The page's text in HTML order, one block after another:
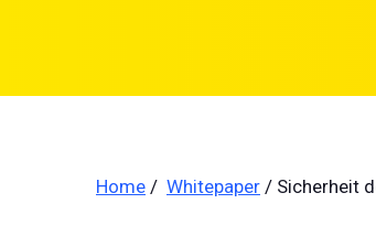
Home / Whitepaper / Sicherheit